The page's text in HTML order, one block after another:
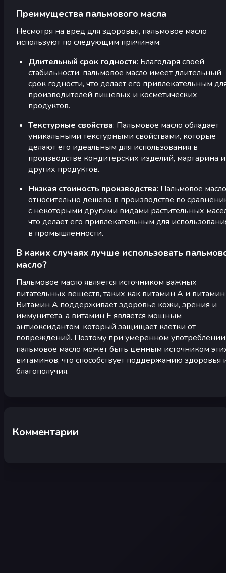
Преимущества пальмового масла
Несмотря на вред для здоровья, пальмовое масло
используют по следующим причинам:
Длительный срок годности: Благодаря своей
стабильности, пальмовое масло имеет длительный
срок годности, что делает его привлекательным
производителей пищевых и косметических
продуктов.
Текстурные свойства: Пальмовое масло обладает
уникальными текстурными свойствами, которые
делают его идеальным для использования в
производстве кондитерских изделий, маргарина и
других продуктов.
Низкая стоимость производства: Пальмовое масло
относительно дешево в производстве по
с некоторыми другими видами растительных
что делает его привлекательным для
в промышленности.
В каких случаях лучше использовать
масло?
Пальмовое масло является источником важных
питательных веществ, таких как витамин A и витамин
Витамин A поддерживает здоровье кожи, зрения и
иммунитета, а витамин E является мощным
антиоксидантом, который защищает клетки от
повреждений. Поэтому при умеренном употреблении
пальмовое масло может быть ценным источником
витаминов, что способствует поддержанию здоровья
благополучия.
Комментарии